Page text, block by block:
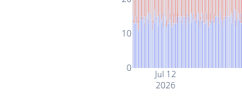
Jul 12
2026
0
10